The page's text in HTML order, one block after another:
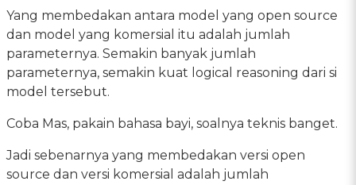
Yang membedakan antara model yang open source
dan model yang komersial itu adalah jumlah
parameternya. Semakin banyak jumlah
parameternya, semakin kuat logical reasoning dari si
model tersebut.
Coba Mas, pakain bahasa bayi, soalnya teknis banget.
Jadi sebenarnya yang membedakan versi open
source dan versi komersial adalah jumlah